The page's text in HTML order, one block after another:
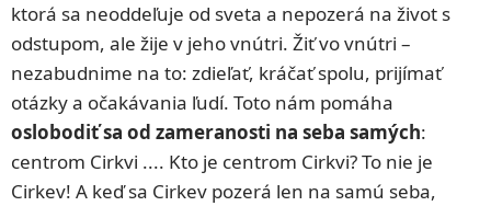
ktorá sa neoddeľuje od sveta a nepozerá na život s
odstupom, ale žije v jeho vnútri. Žiť vo vnútri –
nezabudnime na to: zdieľať, kráčať spolu, prijímať
otázky a očakávania ľudí. Toto nám pomáha
oslobodiť sa od zameranosti na seba samých:
centrom Cirkvi .... Kto je centrom Cirkvi? To nie je
Cirkev! A keď sa Cirkev pozerá len na samú seba,